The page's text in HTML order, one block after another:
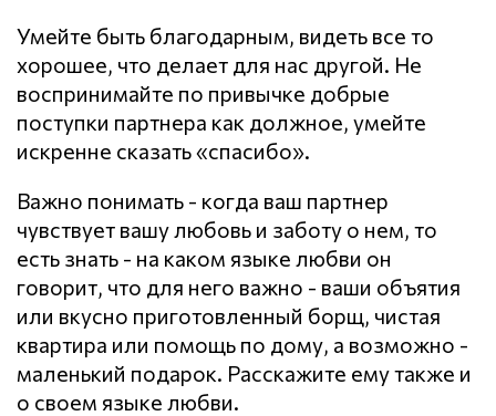
Умейте быть благодарным, видеть все то
хорошее, что делает для нас другой. Не
воспринимайте по привычке добрые
поступки партнера как должное, умейте
искренне сказать «спасибо».
Важно понимать - когда ваш партнер
чувствует вашу любовь и заботу о нем, то
есть знать - на каком языке любви он
говорит, что для него важно - ваши объятия
или вкусно приготовленный борщ, чистая
квартира или помощь по дому, а возможно -
маленький подарок. Расскажите ему также и
о своем языке любви.